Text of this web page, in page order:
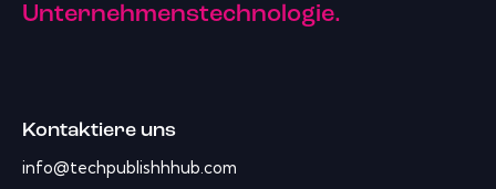
Unternehmenstechnologie.
Kontaktiere uns
info@techpublishhhub.com